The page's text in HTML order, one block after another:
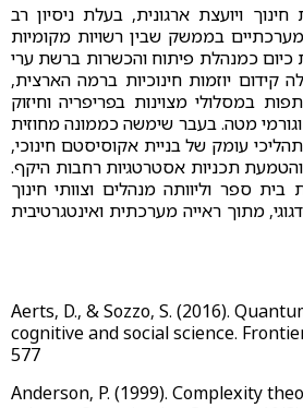
ויועצת ארגונית, בעלת ניסיון רב
בממשק שבין רשויות מקומיות
כמנהלת פיתוח והכשרות ברשת ערי
קידום יוזמות חינוכיות ברמה הארצית,
במסלולי מצוינות בפריפריה וחיזוק
וגורמי מטה. בעבר שימשה כממונה מחוזית
עומק של בניית אקוסיסטם חינוכי,
והטמעת תכניות אסטרטגיות רחבות היקף.
ספר וליוותה מנהלים וצוותי חינוך
מתוך ראייה מערכתית ואינטגרטיבית
Aerts, D., & Sozzo, S. (2016).
cognitive and social science.
577
Anderson, P. (1999). Complexity